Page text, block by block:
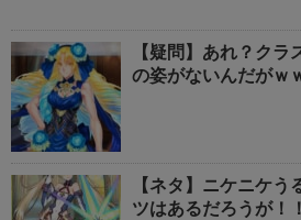
【疑問】あれ？ク
の姿がないんだがｗ
【ネタ】ニケニケ
ツはあるだろうが！！